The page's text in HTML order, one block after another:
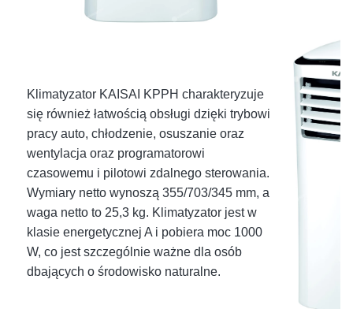
Klimatyzator KAISAI KPPH charakteryzuje
się również łatwością obsługi dzięki trybowi
pracy auto, chłodzenie, osuszanie oraz
wentylacja oraz programatorowi
czasowemu i pilotowi zdalnego sterowania.
Wymiary netto wynoszą 355/703/345 mm, a
waga netto to 25,3 kg. Klimatyzator jest w
klasie energetycznej A i pobiera moc 1000
W, co jest szczególnie ważne dla osób
dbających o środowisko naturalne.